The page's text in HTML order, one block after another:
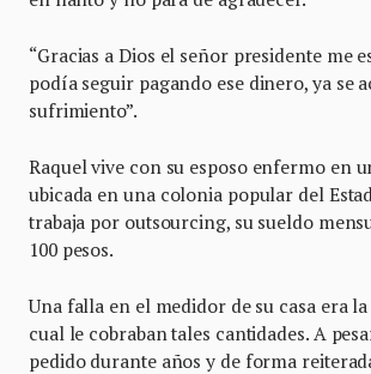
“Gracias a Dios el señor presidente me
podía seguir pagando ese dinero, ya se
sufrimiento”.
Raquel vive con su esposo enfermo en
ubicada en una colonia popular del
trabaja por outsourcing, su sueldo
100 pesos.
Una falla en el medidor de su casa era
cual le cobraban tales cantidades. A
pedido durante años y de forma